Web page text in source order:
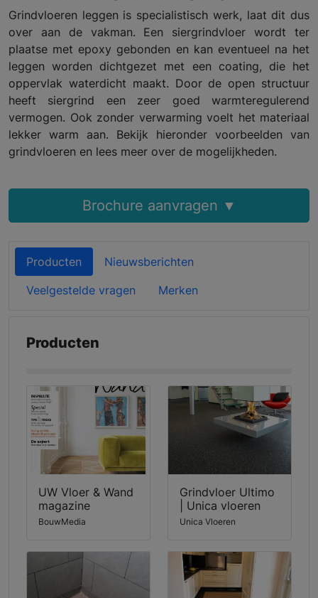
Grindvloeren leggen is specialistisch werk, laat dit dus
over aan de vakman. Een siergrindvloer wordt ter
plaatse met epoxy gebonden en kan eventueel na het
leggen worden dichtgezet met een coating, die het
oppervlak waterdicht maakt. Door de open structuur
heeft siergrind een zeer goed warmteregulerend
vermogen. Ook zonder verwarming voelt het materiaal
lekker warm aan. Bekijk hieronder voorbeelden van
grindvloeren en lees meer over de mogelijkheden.
Brochure aanvragen ▼
Producten
Nieuwsberichten
Veelgestelde vragen
Merken
Producten
UW Vloer & Wand
magazine
BouwMedia
Grindvloer Ultimo
| Unica vloeren
Unica Vloeren